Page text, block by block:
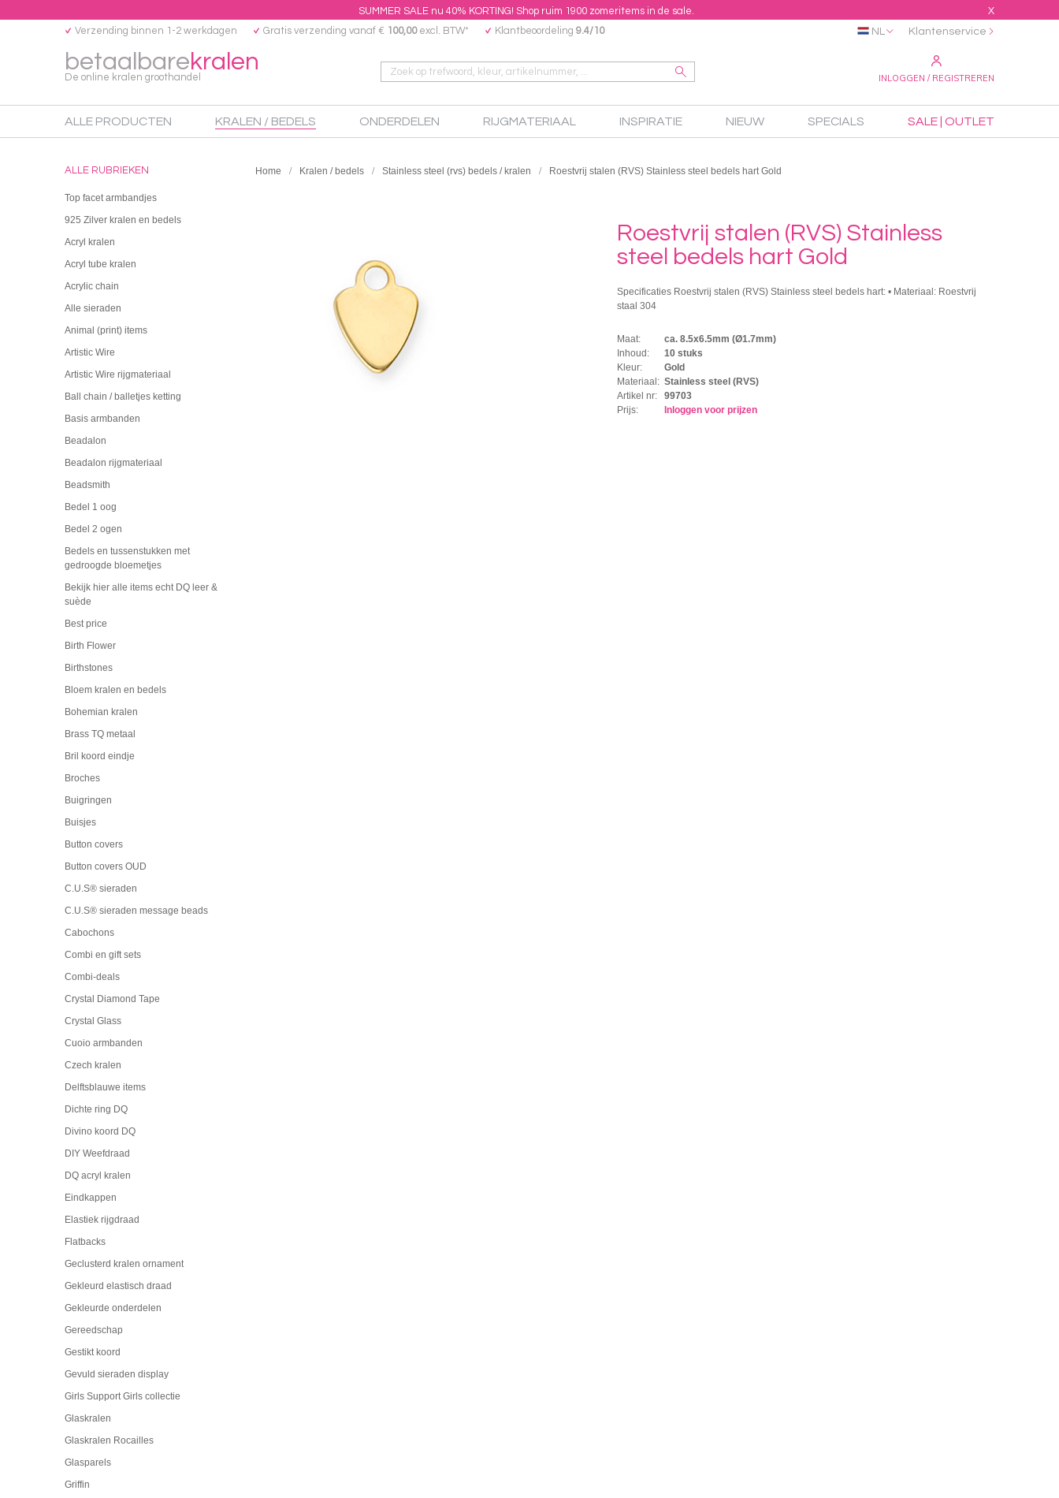
SUMMER SALE nu 40% KORTING! Shop ruim 1900 zomeritems in de sale. X
betaalbarekralen
De online kralen groothandel
Verzending binnen 1-2 werkdagen Gratis verzending vanaf € 100,00excl. BTW* Klantbeoordeling 9.4/10
INLOGGEN / REGISTREREN
NL Klantenservice
ALLE PRODUCTEN KRALEN / BEDELS ONDERDELEN RIJGMATERIAAL INSPIRATIE NIEUW SPECIALS SALE | OUTLET
ALLE RUBRIEKEN
Top facet armbandjes
925 Zilver kralen en bedels
Acryl kralen
Acryl tube kralen
Acrylic chain
Alle sieraden
Animal (print) items
Artistic Wire
Artistic Wire rijgmateriaal
Ball chain / balletjes ketting
Basis armbanden
Beadalon
Beadalon rijgmateriaal
Beadsmith
Bedel 1 oog
Bedel 2 ogen
Bedels en tussenstukken met
gedroogde bloemetjes
Bekijk hier alle items echt DQ leer &
suède
Best price
Birth Flower
Birthstones
Bloem kralen en bedels
Bohemian kralen
Brass TQ metaal
Bril koord eindje
Broches
Buigringen
Buisjes
Button covers
Button covers OUD
C.U.S® sieraden
C.U.S® sieraden message beads
Cabochons
Combi en gift sets
Combi-deals
Crystal Diamond Tape
Crystal Glass
Cuoio armbanden
Czech kralen
Delftsblauwe items
Dichte ring DQ
Divino koord DQ
DIY Weefdraad
DQ acryl kralen
Eindkappen
Elastiek rijgdraad
Flatbacks
Geclusterd kralen ornament
Gekleurd elastisch draad
Gekleurde onderdelen
Gereedschap
Gestikt koord
Gevuld sieraden display
Girls Support Girls collectie
Glaskralen
Glaskralen Rocailles
Glasparels
Griffin
Home Kralen / bedels Stainless steel (rvs) bedels / kralen Roestvrij stalen (RVS) Stainless steel bedels hart Gold
Roestvrij stalen (RVS) Stainless
steel bedels hart Gold
Specificaties Roestvrij stalen (RVS) Stainless steel bedels hart: • Materiaal: Roestvrij
staal 304
Maat:
ca. 8.5x6.5mm (Ø1.7mm)
Inhoud:
10 stuks
Kleur:
Gold
Materiaal: Stainless steel (RVS)
Artikel nr:
99703
Prijs:
Inloggen voor prijzen